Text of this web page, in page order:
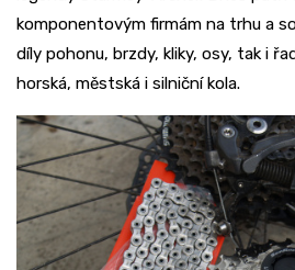
komponentovým firmám na trhu a
díly pohonu, brzdy, kliky, osy, tak i
horská, městská i silniční kola.